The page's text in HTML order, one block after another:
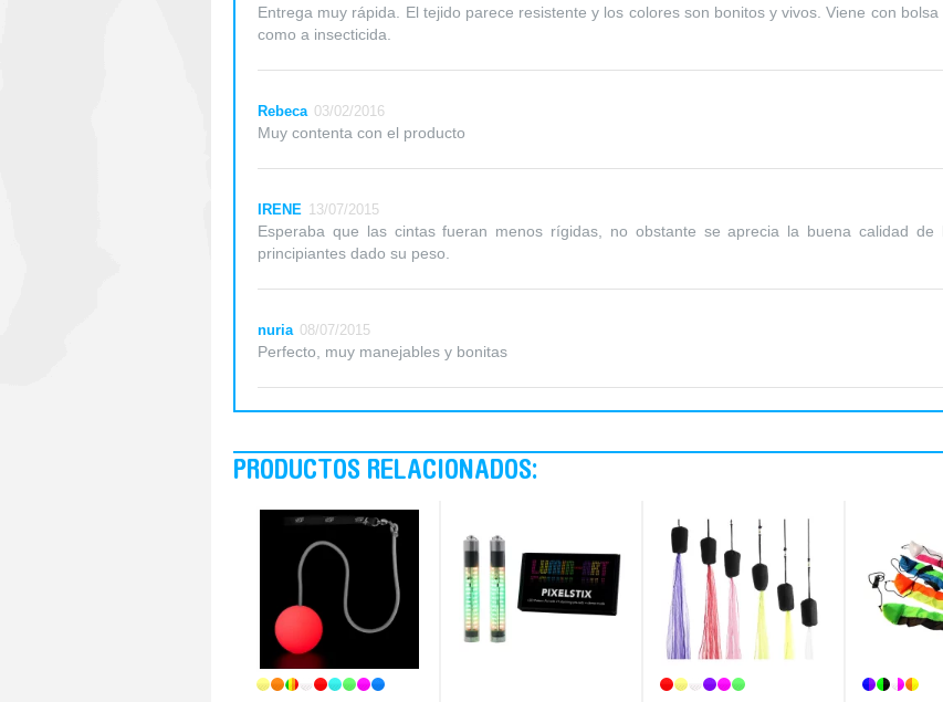
Entrega muy rápida. El tejido parece resistente y los colores son bonitos y vivos. Viene con
como a insecticida.
Rebeca 03/02/2016
Muy contenta con el producto
IRENE 13/07/2015
Esperaba que las cintas fueran menos rígidas, no obstante se aprecia la buena calidad de
principiantes dado su peso.
nuria 08/07/2015
Perfecto, muy manejables y bonitas
PRODUCTOS RELACIONADOS: